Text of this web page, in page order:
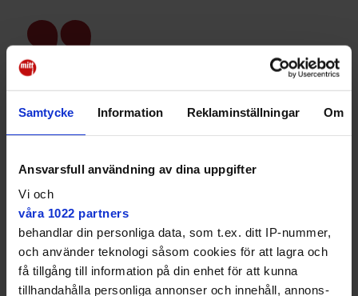
Samtycke Information Reklaminställningar Om
Ansvarsfull användning av dina uppgifter
Vi och
våra 1022 partners
behandlar din personliga data, som t.ex. ditt IP-nummer,
och använder teknologi såsom cookies för att lagra och
få tillgång till information på din enhet för att kunna
tillhandahålla personliga annonser och innehåll, annons-
Jag har tidigare försvarat att
Ibn Rushd ska få bidrag. Men nu
strider de mot vårt reglemente
Ibn Rushd har varit en av aktörerna bakom eid-festen
i Hågelbyparken som senast hölls 2023. I fjol var det
ingen fest då eid al-fitr inföll i början på april. Frågan
är om det blir någon eid-festival över huvud taget när
en av arrangörerna inte längre finns.
Med en månad kvar till eid al-fitr pågår inga